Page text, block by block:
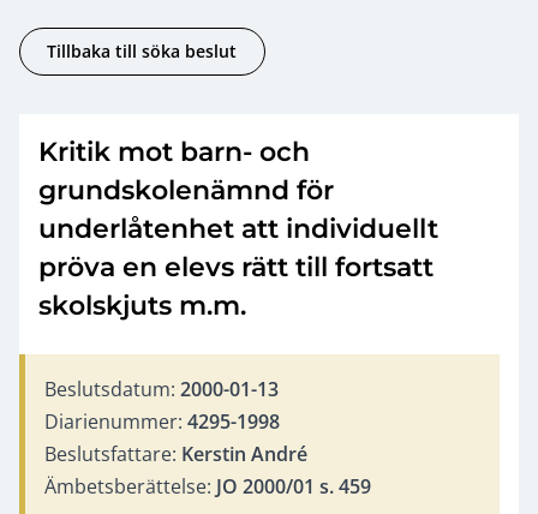
Tillbaka till söka beslut
Kritik mot barn- och
grundskolenämnd för
underlåtenhet att individuellt
pröva en elevs rätt till fortsatt
skolskjuts m.m.
Beslutsdatum: 2000-01-13
Diarienummer: 4295-1998
Beslutsfattare: Kerstin André
Ämbetsberättelse: JO 2000/01 s. 459